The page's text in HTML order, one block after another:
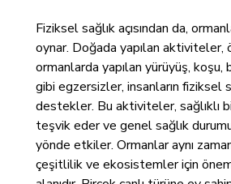
Fiziksel sağlık açısından da,
oynar. Doğada yapılan
ormanlarda yapılan yürüyüş,
gibi egzersizler, insanların fiziksel
destekler. Bu aktiviteler, sağlıklı
teşvik eder ve genel sağlık
yönde etkiler. Ormanlar aynı
çeşitlilik ve ekosistemler için